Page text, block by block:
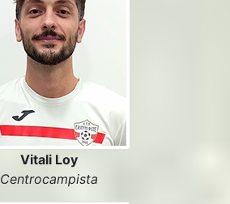
Vitali Loy
Centrocampista